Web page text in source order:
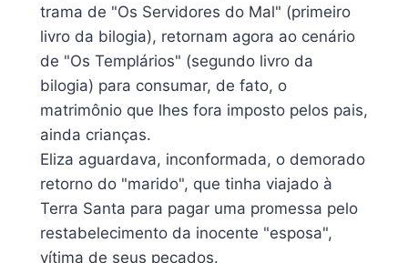
trama de "Os Servidores do Mal" (primeiro
livro da bilogia), retornam agora ao cenário
de "Os Templários" (segundo livro da
bilogia) para consumar, de fato, o
matrimônio que lhes fora imposto pelos pais,
ainda crianças.
Eliza aguardava, inconformada, o demorado
retorno do "marido", que tinha viajado à
Terra Santa para pagar uma promessa pelo
restabelecimento da inocente "esposa",
vítima de seus pecados.